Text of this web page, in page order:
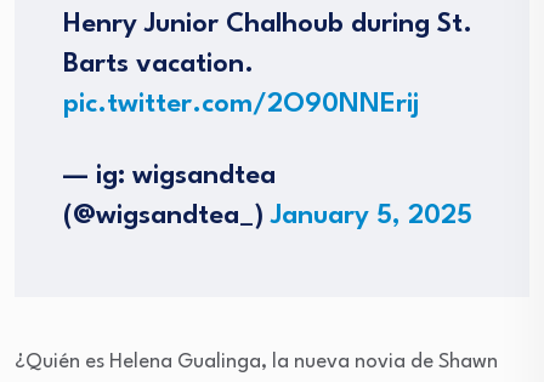
Henry Junior Chalhoub during St.
Barts vacation.
pic.twitter.com/2O90NNErij
— ig: wigsandtea
(@wigsandtea_)January 5, 2025
¿Quién es Helena Gualinga, la nueva novia de Shawn